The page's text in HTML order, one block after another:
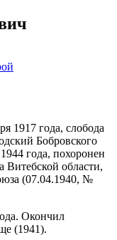
1917 года, слобода
Бобровского
года, похоронен
Витебской области,
(07.04.1940, №
Окончил
(1941).